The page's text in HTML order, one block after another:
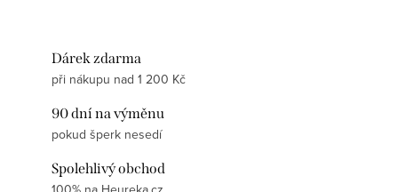
Dárek zdarma
při nákupu nad 1 200 Kč
90 dní na výměnu
pokud šperk nesedí
Spolehlivý obchod